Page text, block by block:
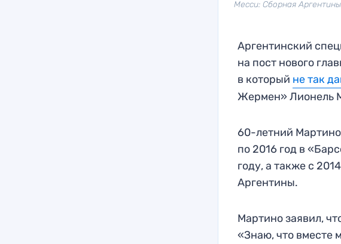
Месси: Сборная
Аргентинский
на пост нового
в который не так
Жермен» Лионель
60-летний
по 2016 год в
году, а также с
Аргентины.
Мартино заявил,
«Знаю, что вместе